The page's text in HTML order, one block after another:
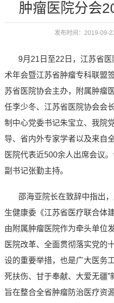
肿瘤医院分会
发布时间：2019-09-
9月21日至22日，江苏省医
术年会暨江苏省肿瘤专科联盟
苏省医院协会主办，附属肿瘤
任李少冬、江苏省医院协会会
制中心党委书记朱宝立、我院
导、省内外专家学者以及来自
医院代表近500余人出席会议
副书记张勤主持。
邵海亚院长在致辞中指出，
生健康委《江苏省医疗联合体
由附属肿瘤医院作为牵头单位
医院改革、全面贯彻落实党的
设的重要举措，也是广大医务
死扶伤、甘于奉献、大爱无疆”
旨在整合全省肿瘤防治医疗资